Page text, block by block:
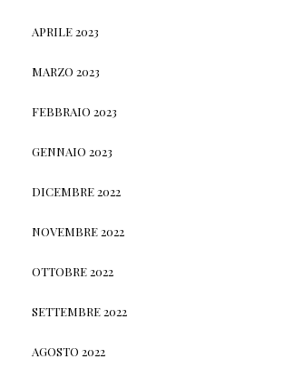
APRILE 2023
MARZO 2023
FEBBRAIO 2023
GENNAIO 2023
DICEMBRE 2022
NOVEMBRE 2022
OTTOBRE 2022
SETTEMBRE 2022
AGOSTO 2022